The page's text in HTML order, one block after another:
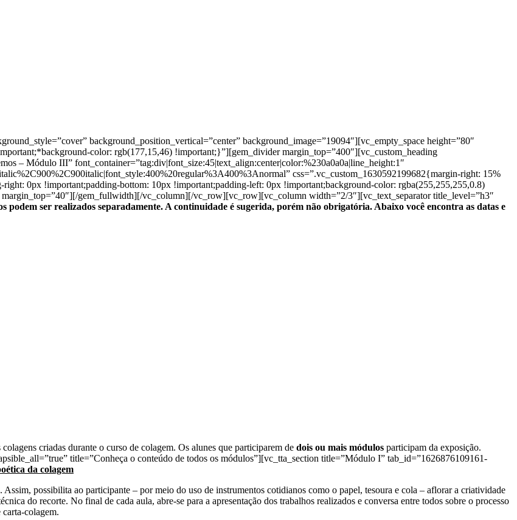
background_position_vertical=”center” background_image=”19094″][vc_empty_space height=”80″
color: rgb(177,15,46) !important;}”][gem_divider margin_top=”400″][vc_custom_heading
– Módulo III” font_container=”tag:div|font_size:45|text_align:center|color:%230a0a0a|line_height:1″
css=”.vc_custom_1630592199682{margin-right: 15%
0px !important;padding-bottom: 10px !important;padding-left: 0px !important;background-color: rgba(255,255,255,0.8)
gem_fullwidth][/vc_column][/vc_row][vc_row][vc_column width=”2/3″][vc_text_separator title_level=”h3″
podem ser realizados separadamente. A continuidade é sugerida, porém não obrigatória. Abaixo você encontra as datas e
criadas durante o curso de colagem. Os alunes que participarem de dois ou mais módulos participam da exposição.
title=”Conheça o conteúdo de todos os módulos”][vc_tta_section title=”Módulo I” tab_id=”1626876109161-
da colagem
possibilita ao participante – por meio do uso de instrumentos cotidianos como o papel, tesoura e cola – aflorar a criatividade
do recorte. No final de cada aula, abre-se para a apresentação dos trabalhos realizados e conversa entre todos sobre o processo
colagem.